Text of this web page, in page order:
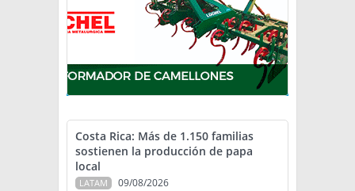
Costa Rica: Más de 1.150 familias
sostienen la producción de papa
local
LATAM 09/08/2026